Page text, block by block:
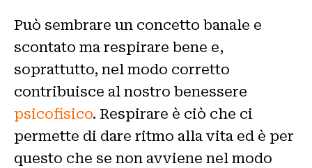
Può sembrare un concetto banale e
scontato ma respirare bene e,
soprattutto, nel modo corretto
contribuisce al nostro benessere
psicofisico. Respirare è ciò che ci
permette di dare ritmo alla vita ed è per
questo che se non avviene nel modo